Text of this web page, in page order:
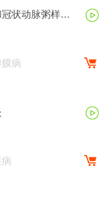
状动脉粥样硬
病